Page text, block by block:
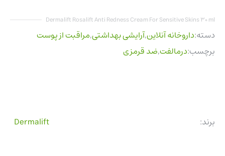
Dermalift Rosalift Anti Redness Cream For Sensitive Skins 30 ml
دسته:داروخانه آنلاین,آرایشی بهداشتی,مراقبت از پوست
برچسب:درمالفت,ضد قرمزی
برند: Dermalift